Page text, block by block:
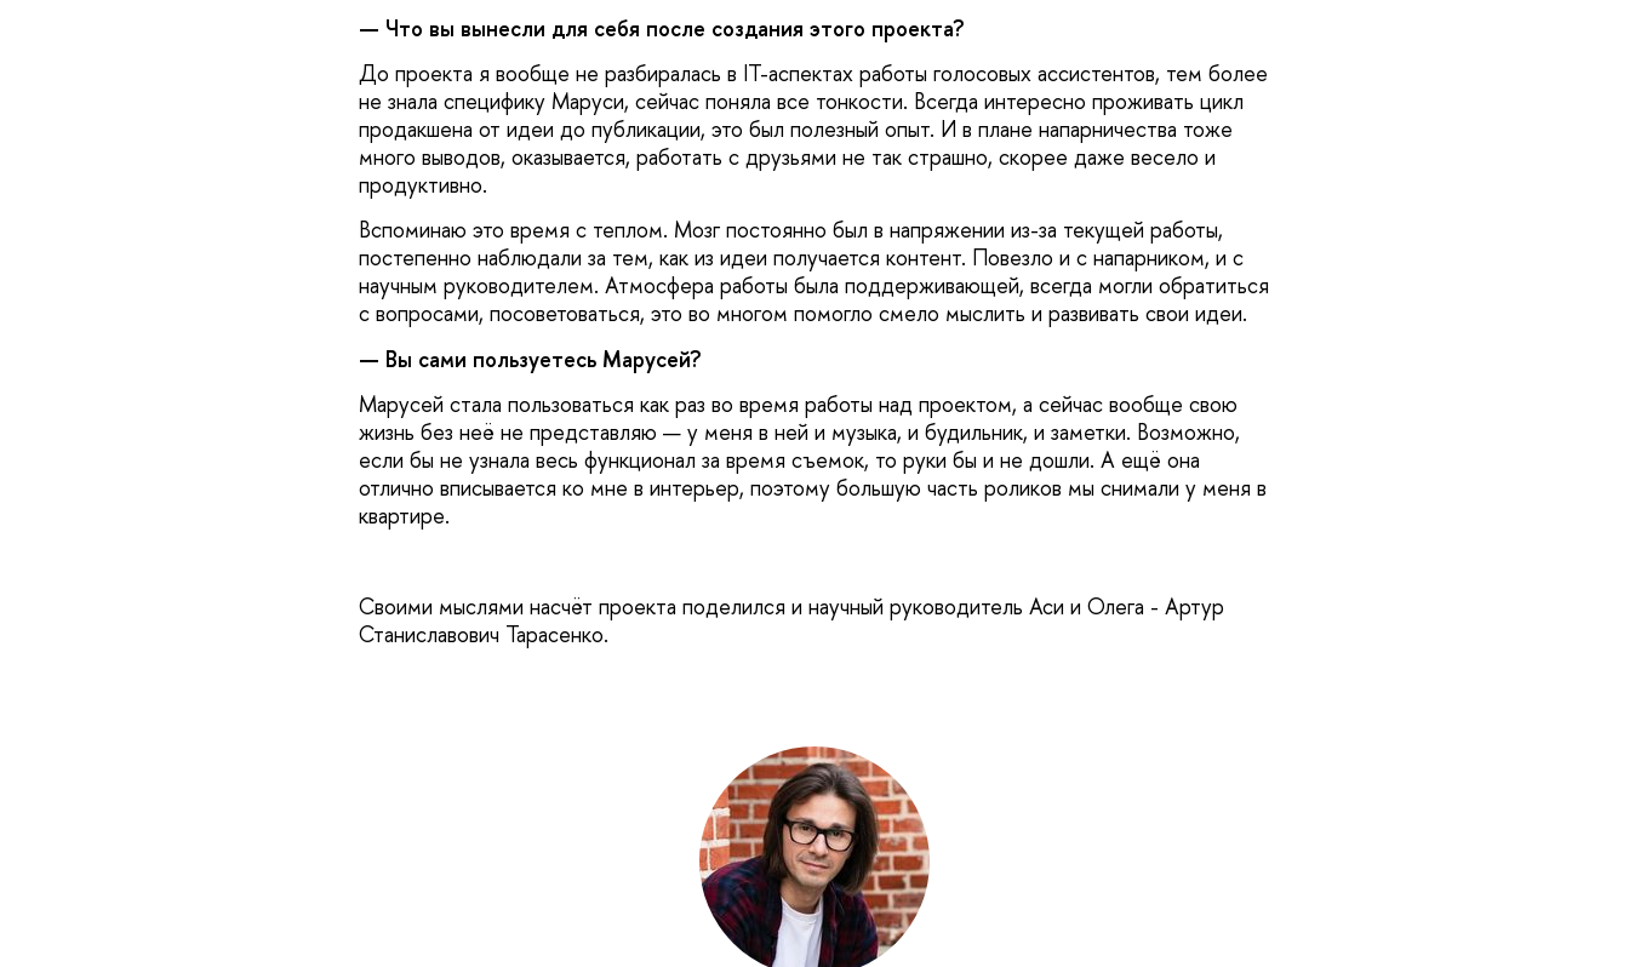
— Что вы вынесли для себя после создания этого проекта?
До проекта я вообще не разбиралась в IT-аспектах работы голосовых ассистентов, тем более
не знала специфику Маруси, сейчас поняла все тонкости. Всегда интересно проживать цикл
продакшена от идеи до публикации, это был полезный опыт. И в плане напарничества тоже
много выводов, оказывается, работать с друзьями не так страшно, скорее даже весело и
продуктивно.
Вспоминаю это время с теплом. Мозг постоянно был в напряжении из-за текущей работы,
постепенно наблюдали за тем, как из идеи получается контент. Повезло и с напарником, и с
научным руководителем. Атмосфера работы была поддерживающей, всегда могли обратиться
с вопросами, посоветоваться, это во многом помогло смело мыслить и развивать свои идеи.
— Вы сами пользуетесь Марусей?
Марусей стала пользоваться как раз во время работы над проектом, а сейчас вообще свою
жизнь без неё не представляю — у меня в ней и музыка, и будильник, и заметки. Возможно,
если бы не узнала весь функционал за время съемок, то руки бы и не дошли. А ещё она
отлично вписывается ко мне в интерьер, поэтому большую часть роликов мы снимали у меня в
квартире.
Своими мыслями насчёт проекта поделился и научный руководитель Аси и Олега - Артур
Станиславович Тарасенко.